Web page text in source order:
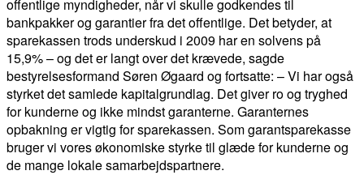
offentlige myndigheder, når vi skulle godkendes til
bankpakker og garantier fra det offentlige. Det betyder, at
sparekassen trods underskud i 2009 har en solvens på
15,9% – og det er langt over det krævede, sagde
bestyrelsesformand Søren Øgaard og fortsatte: – Vi har også
styrket det samlede kapitalgrundlag. Det giver ro og tryghed
for kunderne og ikke mindst garanterne. Garanternes
opbakning er vigtig for sparekassen. Som garantsparekasse
bruger vi vores økonomiske styrke til glæde for kunderne og
de mange lokale samarbejdspartnere.